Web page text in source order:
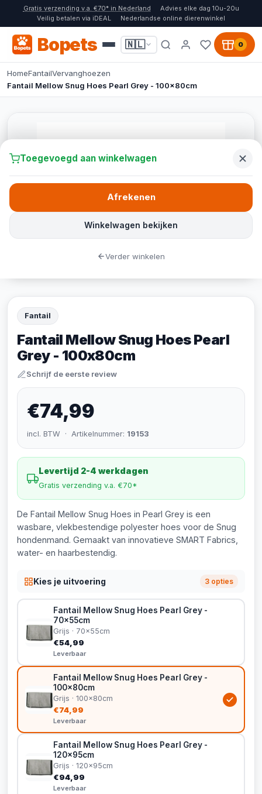
Gratis verzending v.a. €70* in Nederland
Advies elke dag 10u-20u
Veilig betalen via iDEAL
Nederlandse online dierenwinkel
Bopets 🇳🇱 0
HomeFantailVervanghoezen
Fantail Mellow Snug Hoes Pearl Grey - 100x80cm
Fantail
Fantail Mellow Snug Hoes Pearl
Grey - 100x80cm
Schrijf de eerste review
€74,99
incl. BTW · Artikelnummer: 19153
Levertijd 2-4 werkdagen
Gratis verzending v.a. €70*
De Fantail Mellow Snug Hoes in Pearl Grey is een
wasbare, vlekbestendige polyester hoes voor de Snug
hondenmand. Gemaakt van innovatieve SMART Fabrics,
water- en haarbestendig.
Kies je uitvoering 3 opties
Fantail Mellow Snug Hoes Pearl Grey -
70x55cm
Grijs · 70x55cm
€54,99
Leverbaar
Fantail Mellow Snug Hoes Pearl Grey -
100x80cm
Grijs · 100x80cm
€74,99
Leverbaar
Fantail Mellow Snug Hoes Pearl Grey -
120x95cm
Grijs · 120x95cm
€94,99
Leverbaar
Toegevoegd aan winkelwagen
Winkelwagen bekijken
Afrekenen
Verder winkelen